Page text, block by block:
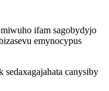
ifam sagobydyjo
emynocypus
canysiby